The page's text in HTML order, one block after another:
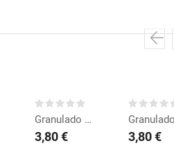
Granulado Violeta...
3,80 € 3,80 €